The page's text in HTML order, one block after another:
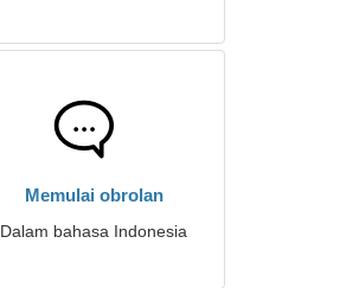
Memulai obrolan
Dalam bahasa Indonesia